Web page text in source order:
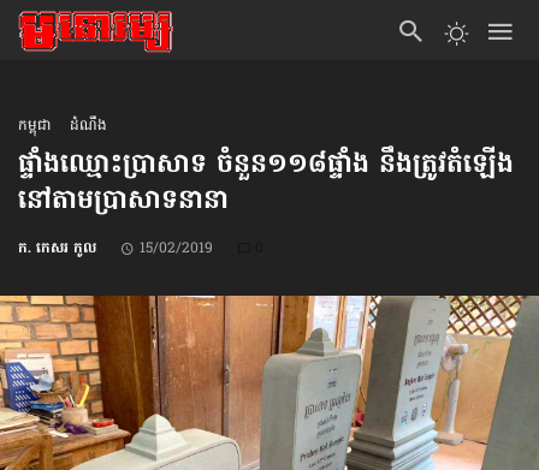
កម្ពុជា ដំណឹង
ផ្ទាំងឈ្មោះ​ប្រាសាទ ចំនួន​១១៨​ផ្ទាំង នឹងត្រូវ​តំឡើង​
នៅតាម​ប្រាសាទ​នានា
ក. កេសរ កូល 15/02/2019